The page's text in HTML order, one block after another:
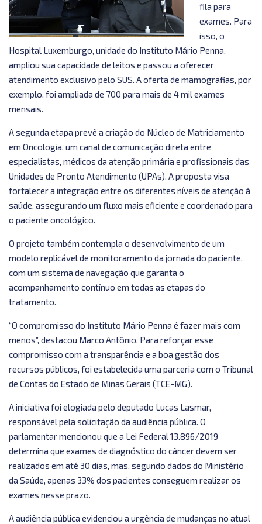
fila para
exames. Para
isso, o
Hospital Luxemburgo, unidade do Instituto Mário Penna,
ampliou sua capacidade de leitos e passou a oferecer
atendimento exclusivo pelo SUS. A oferta de mamografias, por
exemplo, foi ampliada de 700 para mais de 4 mil exames
mensais.
A segunda etapa prevê a criação do Núcleo de Matriciamento
em Oncologia, um canal de comunicação direta entre
especialistas, médicos da atenção primária e profissionais das
Unidades de Pronto Atendimento (UPAs). A proposta visa
fortalecer a integração entre os diferentes níveis de atenção à
saúde, assegurando um fluxo mais eficiente e coordenado para
o paciente oncológico.
O projeto também contempla o desenvolvimento de um
modelo replicável de monitoramento da jornada do paciente,
com um sistema de navegação que garanta o
acompanhamento contínuo em todas as etapas do
tratamento.
“O compromisso do Instituto Mário Penna é fazer mais com
menos”, destacou Marco Antônio. Para reforçar esse
compromisso com a transparência e a boa gestão dos
recursos públicos, foi estabelecida uma parceria com o Tribunal
de Contas do Estado de Minas Gerais (TCE-MG).
A iniciativa foi elogiada pelo deputado Lucas Lasmar,
responsável pela solicitação da audiência pública. O
parlamentar mencionou que a Lei Federal 13.896/2019
determina que exames de diagnóstico do câncer devem ser
realizados em até 30 dias, mas, segundo dados do Ministério
da Saúde, apenas 33% dos pacientes conseguem realizar os
exames nesse prazo.
A audiência pública evidenciou a urgência de mudanças no atual